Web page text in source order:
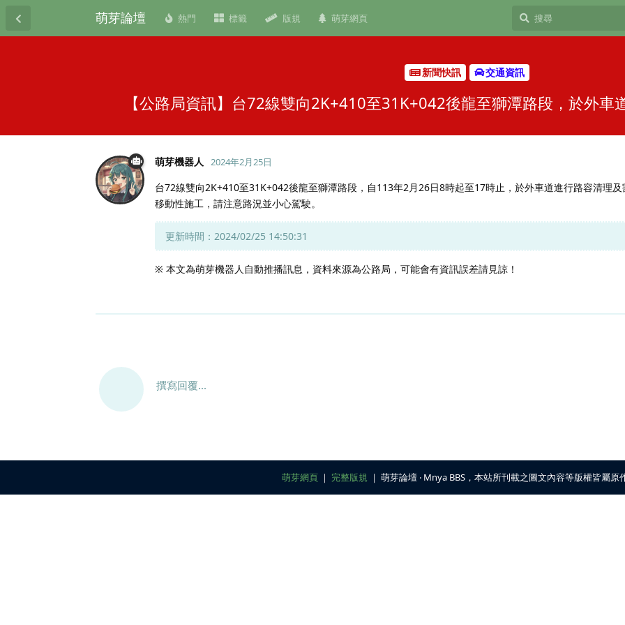
萌芽論壇 熱門 標籤 版規 萌芽網頁
新聞快訊 交通資訊
【公路局資訊】台72線雙向2K+410至31K+042後龍至獅潭路段，於外車
萌芽機器人 2024年2月25日
台72線雙向2K+410至31K+042後龍至獅潭路段，自113年2月26日8時起至17時止，於外車道進行路容清理
移動性施工，請注意路況並小心駕駛。
更新時間：2024/02/25 14:50:31
※ 本文為萌芽機器人自動推播訊息，資料來源為公路局，可能會有資訊誤差請見諒！
撰寫回覆...
萌芽網頁 ｜ 完整版規 ｜ 萌芽論壇 ‧ Mnya BBS，本站所刊載之圖文內容等版權皆屬原